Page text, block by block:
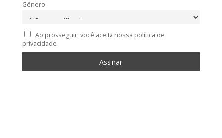
Gênero
Ao prosseguir, você aceita nossa política de
privacidade.